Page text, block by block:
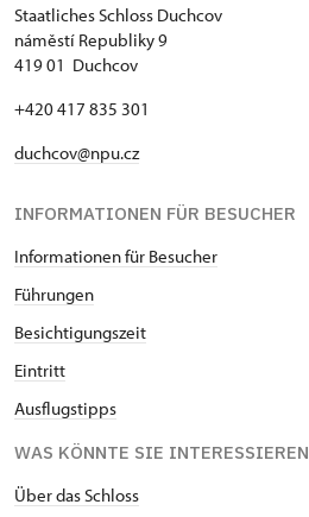
Staatliches Schloss Duchcov
náměstí Republiky 9
419 01 Duchcov
+420 417 835 301
duchcov@npu.cz
INFORMATIONEN FÜR BESUCHER
Informationen für Besucher
Führungen
Besichtigungszeit
Eintritt
Ausflugstipps
WAS KÖNNTE SIE INTERESSIEREN
Über das Schloss